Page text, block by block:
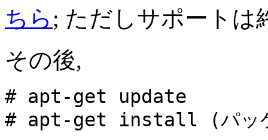
ちら ; ただしサポートは
その後,
# apt-get update
# apt-get install (パッ